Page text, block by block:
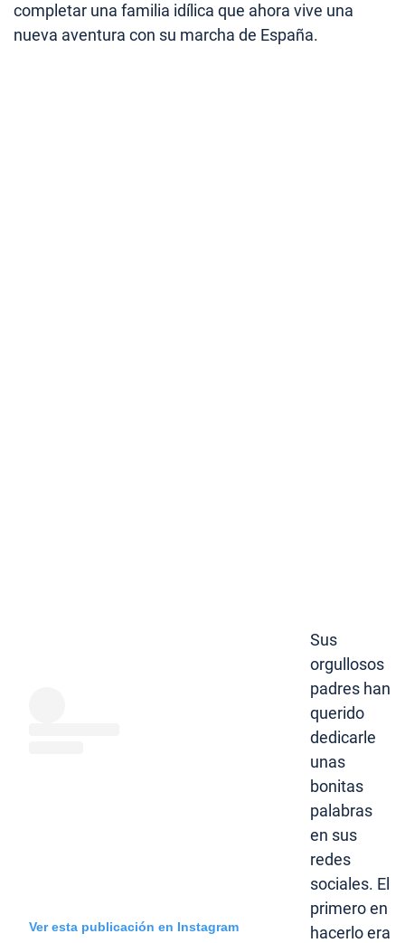
completar una familia idílica que ahora vive una
nueva aventura con su marcha de España.
Ver esta publicación en Instagram
Sus
orgullosos
padres han
querido
dedicarle
unas
bonitas
palabras
en sus
redes
sociales. El
primero en
hacerlo era